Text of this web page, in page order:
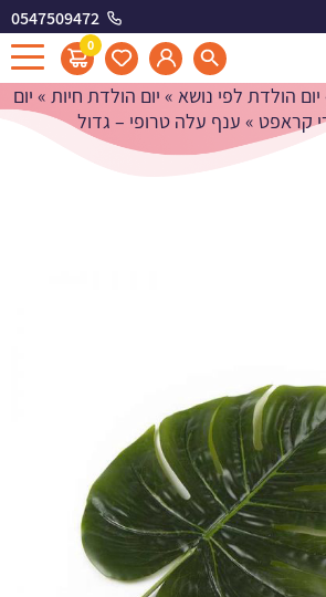
0547509472
0
טרופי - גדול
יום הולדת לפי נושא » יום הולדת חיות » יום
קראפט » ענף עלה טרופי – גדול